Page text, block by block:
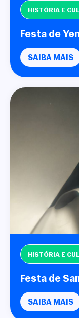
HISTÓRIA E
Festa de
SAIBA MAIS
HISTÓRIA E
Festa de
SAIBA MAIS